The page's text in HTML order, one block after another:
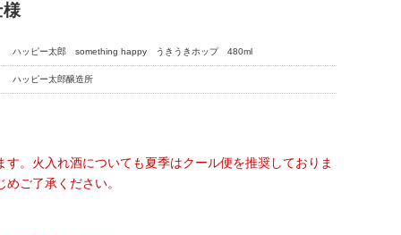
ハッピー太郎 something happy うきうきホップ 480ml
ハッピー太郎醸造所
。火入れ酒についても夏季はクール便を推奨しておりま
ご了承ください。